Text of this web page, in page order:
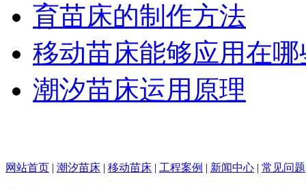
育苗床的制作方法
移动苗床能够应用在
潮汐苗床运用原理
网站首页 | 潮汐苗床 | 移动苗床 | 工程案例 | 新闻中心 | 常见问题